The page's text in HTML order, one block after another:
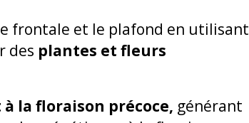
frontale et le plafond en utilisant
des plantes et fleurs
la floraison précoce, générant